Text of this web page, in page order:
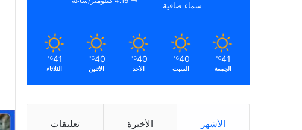
سماء صافية
41
℃
الجمعة
40
℃
السبت
40
℃
الأحد
40
℃
الأثنين
41
℃
الثلاثاء
الأشهر الأخيرة تعليقات